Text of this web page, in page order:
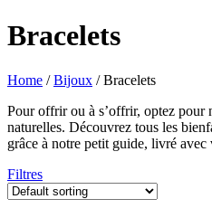
Bracelets
Home /Bijoux / Bracelets
Pour offrir ou à s’offrir, optez pour
naturelles. Découvrez tous les
grâce à notre petit guide, livré avec
Filtres